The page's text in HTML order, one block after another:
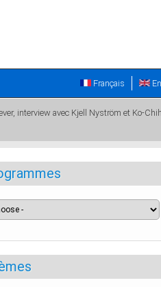
Français
interview avec Kjell Nyström et Ko-Chih